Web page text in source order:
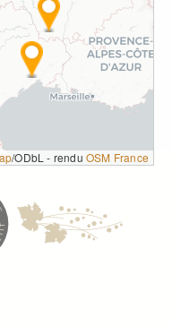
/ODbL - rendu OSM France